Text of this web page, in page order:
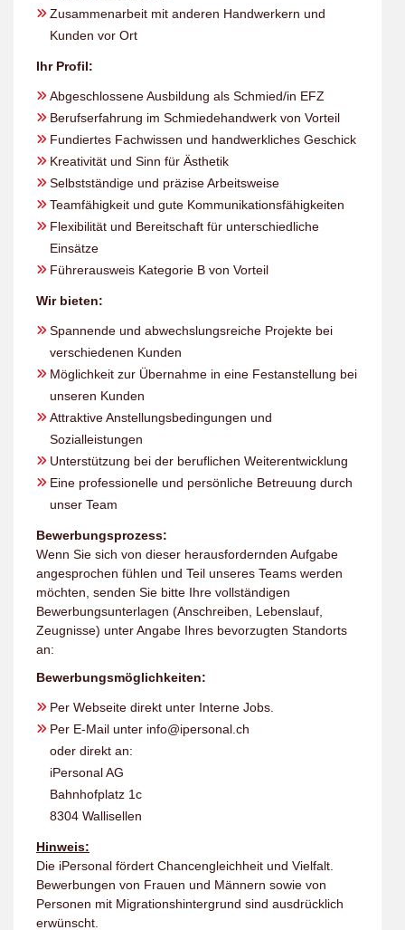
Zusammenarbeit mit anderen Handwerkern und
Kunden vor Ort
Ihr Profil:
Abgeschlossene Ausbildung als Schmied/in EFZ
Berufserfahrung im Schmiedehandwerk von Vorteil
Fundiertes Fachwissen und handwerkliches Geschick
Kreativität und Sinn für Ästhetik
Selbstständige und präzise Arbeitsweise
Teamfähigkeit und gute Kommunikationsfähigkeiten
Flexibilität und Bereitschaft für unterschiedliche
Einsätze
Führerausweis Kategorie B von Vorteil
Wir bieten:
Spannende und abwechslungsreiche Projekte bei
verschiedenen Kunden
Möglichkeit zur Übernahme in eine Festanstellung bei
unseren Kunden
Attraktive Anstellungsbedingungen und
Sozialleistungen
Unterstützung bei der beruflichen Weiterentwicklung
Eine professionelle und persönliche Betreuung durch
unser Team
Bewerbungsprozess:
Wenn Sie sich von dieser herausfordernden Aufgabe
angesprochen fühlen und Teil unseres Teams werden
möchten, senden Sie bitte Ihre vollständigen
Bewerbungsunterlagen (Anschreiben, Lebenslauf,
Zeugnisse) unter Angabe Ihres bevorzugten Standorts
an:
Bewerbungsmöglichkeiten:
Per Webseite direkt unter Interne Jobs.
Per E-Mail unter info@ipersonal.ch
oder direkt an:
iPersonal AG
Bahnhofplatz 1c
8304 Wallisellen
Hinweis:
Die iPersonal fördert Chancengleichheit und Vielfalt.
Bewerbungen von Frauen und Männern sowie von
Personen mit Migrationshintergrund sind ausdrücklich
erwünscht.